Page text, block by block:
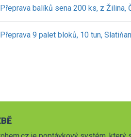
Přeprava balíků sena 200 ks, z Žilina,
Přeprava 9 palet bloků, 10 tun,